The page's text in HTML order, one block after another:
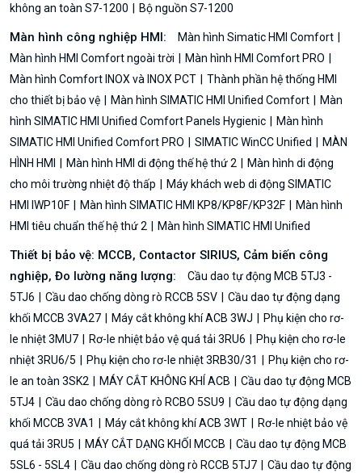
không an toàn S7-1200
Bộ nguồn S7-1200
Màn hình công nghiệp HMI:
Màn hình Simatic HMI Comfort
Màn hình HMI Comfort ngoài trời
Màn hình HMI Comfort PRO
Màn hình Comfort INOX và INOX PCT
Thành phần hệ thống HMI
cho thiết bị bảo vệ
Màn hình SIMATIC HMI Unified Comfort
Màn
hình SIMATIC HMI Unified Comfort Panels Hygienic
Màn hình
SIMATIC HMI Unified Comfort PRO
SIMATIC WinCC Unified
MÀN
HÌNH HMI
Màn hình HMI di động thế hệ thứ 2
Màn hình di động
cho môi trường nhiệt độ thấp
Máy khách web di động SIMATIC
HMI IWP10F
Màn hình SIMATIC HMI KP8/KP8F/KP32F
Màn hình
HMI tiêu chuẩn thế hệ thứ 2
Màn hình SIMATIC HMI Unified
Thiết bị bảo vệ: MCCB, Contactor SIRIUS, Cảm biến công
nghiệp, Đo lường năng lượng:
Cầu dao tự động MCB 5TJ3 -
5TJ6
Cầu dao chống dòng rò RCCB 5SV
Cầu dao tự động dạng
khối MCCB 3VA27
Máy cắt không khí ACB 3WJ
Phụ kiện cho rơ-
le nhiệt 3MU7
Rơ-le nhiệt bảo vệ quá tải 3RU6
Phụ kiện cho rơ-le
nhiệt 3RU6/5
Phụ kiện cho rơ-le nhiệt 3RB30/31
Phụ kiện cho rơ-
le an toàn 3SK2
MÁY CẮT KHÔNG KHÍ ACB
Cầu dao tự động MCB
5TJ4
Cầu dao chống dòng rò RCBO 5SU9
Cầu dao tự động dạng
khối MCCB 3VA1
Máy cắt không khí ACB 3WT
Rơ-le nhiệt bảo vệ
quá tải 3RU5
MÁY CẮT DẠNG KHỐI MCCB
Cầu dao tự động MCB
5SL6 - 5SL4
Cầu dao chống dòng rò RCCB 5TJ7
Cầu dao tự động